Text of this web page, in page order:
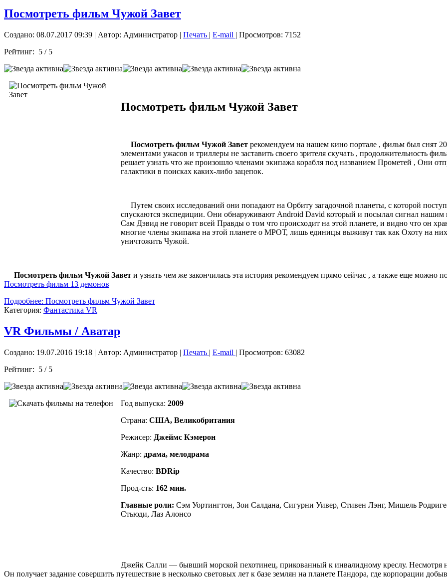
Посмотреть фильм Чужой Завет
Создано: 08.07.2017 09:39 | Автор: Администратор | Печать | E-mail | Просмотров: 7152
Рейтинг: 5 / 5
Посмотреть фильм Чужой Завет
Посмотреть фильм Чужой Завет рекомендуем на нашем кино портале , фильм был снят
элементами ужасов и триллеры не заставить своего зрителя скучать , продолжительность
решает узнать что же произошло членами экипажа корабля под названием Прометей , Они
галактики в поисках каких-либо зацепок.
Путем своих исследований они попадают на Орбиту загадочной планеты, с которой
спускаются экспедиции. Они обнаруживают Android David который и посылал сигнал нашим
Сам Дэвид не говорит всей Правды о том что происходит на этой планете, и видно что он
многие члены экипажа на этой планете о МРОТ, лишь единицы выживут так как Охоту на
уничтожить Чужой.
Посмотреть фильм Чужой Завет и узнать чем же закончилась эта история рекомендуем прямо сейчас , а также еще можно
Посмотреть фильм 13 демонов
Подробнее: Посмотреть фильм Чужой Завет
Категория: Фантастика VR
VR Фильмы / Аватар
Создано: 19.07.2016 19:18 | Автор: Администратор | Печать | E-mail | Просмотров: 63082
Рейтинг: 5 / 5
Год выпуска: 2009
Страна: США, Великобритания
Режисер: Джеймс Кэмерон
Жанр: драма, мелодрама
Качество: BDRip
Прод-сть: 162 мин.
Главные роли: Сэм Уортингтон, Зои Салдана, Сигурни Уивер, Стивен Лэнг, Мишель
Стьюди, Лаз Алонсо
Джейк Салли — бывший морской пехотинец, прикованный к инвалидному креслу. Несмотря
Он получает задание совершить путешествие в несколько световых лет к базе землян на планете Пандора, где корпорации